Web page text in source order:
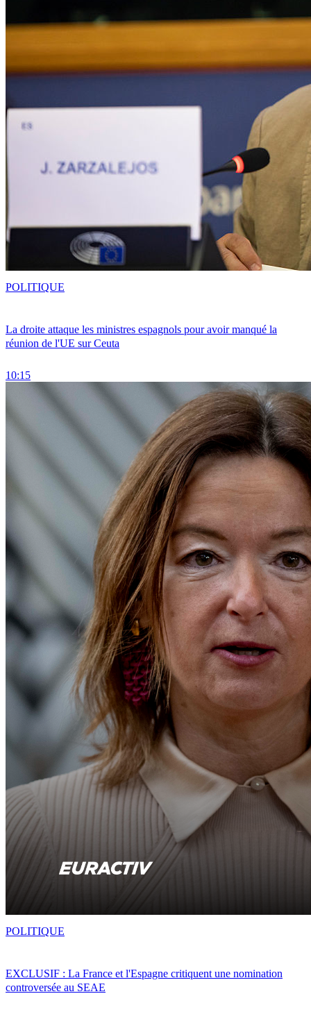
La droite attaque les ministres espagnols pour avoir manqué la
réunion de l'UE sur Ceuta
10:15
POLITIQUE
EXCLUSIF : La France et l'Espagne critiquent une nomination
controversée au SEAE
POLITIQUE